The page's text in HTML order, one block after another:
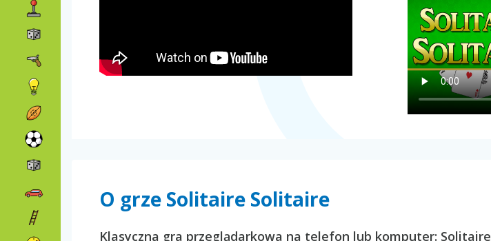
O grze Solitaire Solitaire
Klasyczna gra przeglądarkowa na telefon lub komputer: Solitaire